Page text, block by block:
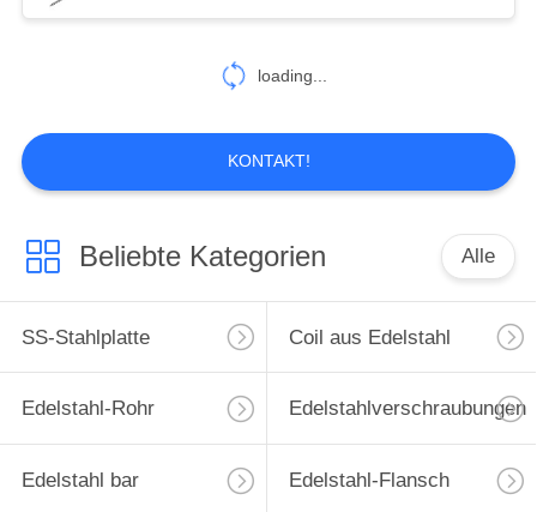
Legierter Stahl-
12
Stahl Rohr
19
loading...
KONTAKT!
Beliebte Kategorien Alle
SS-Stahlplatte Coil aus Edelstahl
Edelstahl-Rohr Edelstahlverschraubungen
Edelstahl bar Edelstahl-Flansch